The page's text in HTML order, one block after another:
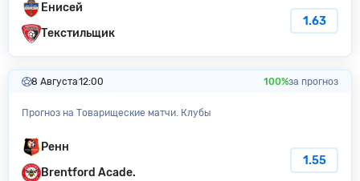
Енисей
Текстильщик
1.63
8 Августа12:00 100%за прогноз
Прогноз на Товарищеские матчи. Клубы
Ренн
Brentford Acade.
1.55